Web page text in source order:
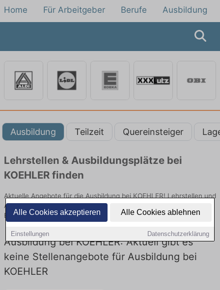
Alle Cookies akzeptieren Alle Cookies ablehnen
Einstellungen Datenschutzerklärung
Home Für Arbeitgeber Berufe Ausbildung
Ausbildung Teilzeit Quereinsteiger
Lehrstellen & Ausbildungsplätze bei
KOEHLER finden
Aktuelle Angebote für die Ausbildung bei KOEHLER! Lehrstellen und
Ausbildungsplätze im Verkauf und vielen anderen Berufen im
Einzelhandel bei KOEHLER.
Ausbildung bei KOEHLER: Aktuell gibt es
keine Stellenangebote für Ausbildung bei
KOEHLER